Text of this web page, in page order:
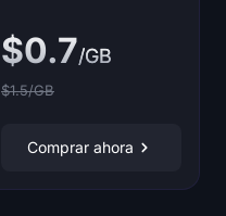
$0.7/GB
$1.5/GB
Comprar ahora